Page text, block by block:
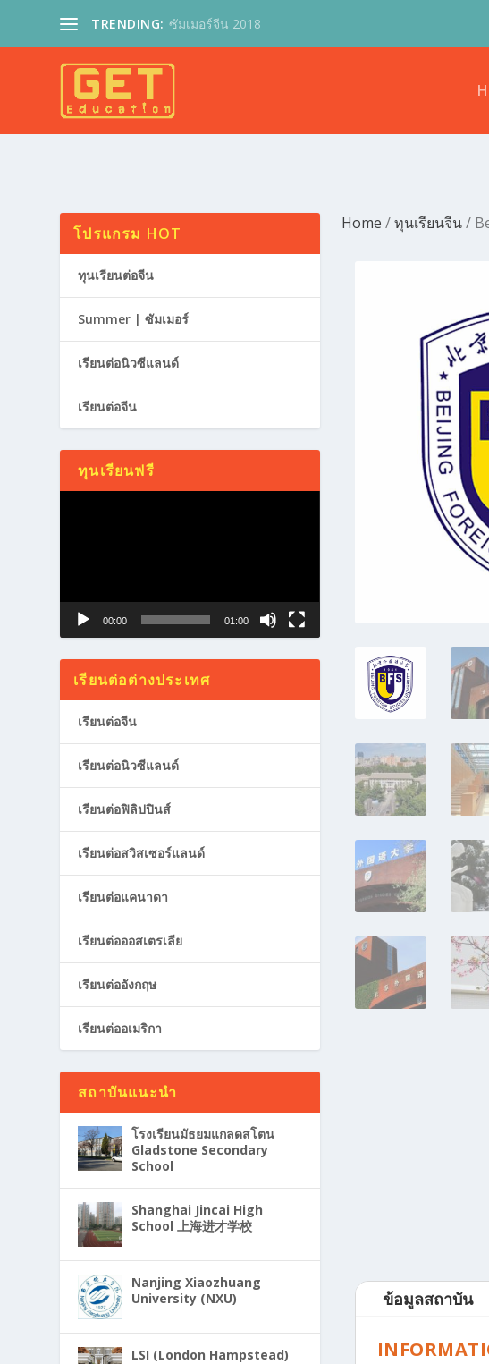
TRENDING: ซัมเมอร์จีน 2018
Home /ทุนเรียนจีน/
ข้อมูลสถาบัน
โปรแกรม HOT
ทุนเรียนต่อจีน
Summer | ซัมเมอร์
เรียนต่อนิวซีแลนด์
เรียนต่อจีน
ทุนเรียนฟรี
00:00 01:00
เรียนต่อต่างประเทศ
เรียนต่อจีน
เรียนต่อนิวซีแลนด์
เรียนต่อฟิลิปปินส์
เรียนต่อสวิสเซอร์แลนด์
เรียนต่อแคนาดา
เรียนต่อออสเตรเลีย
เรียนต่ออังกฤษ
เรียนต่ออเมริกา
สถาบันแนะนำ
โรงเรียนมัธยมแกลดสโตน
Gladstone Secondary
School
Shanghai Jincai High
School 上海进才学校
Nanjing Xiaozhuang
University (NXU)
LSI (London Hampstead)